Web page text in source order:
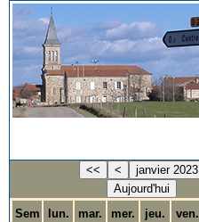
<< <
janvier 2023
Aujourd'hui
Sem
lun. mar. mer. jeu. ven.